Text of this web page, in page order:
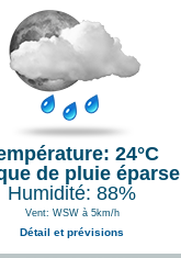
24°C
de pluie éparse
Humidité: 88%
Vent: WSW à 5km/h
Détail et prévisions